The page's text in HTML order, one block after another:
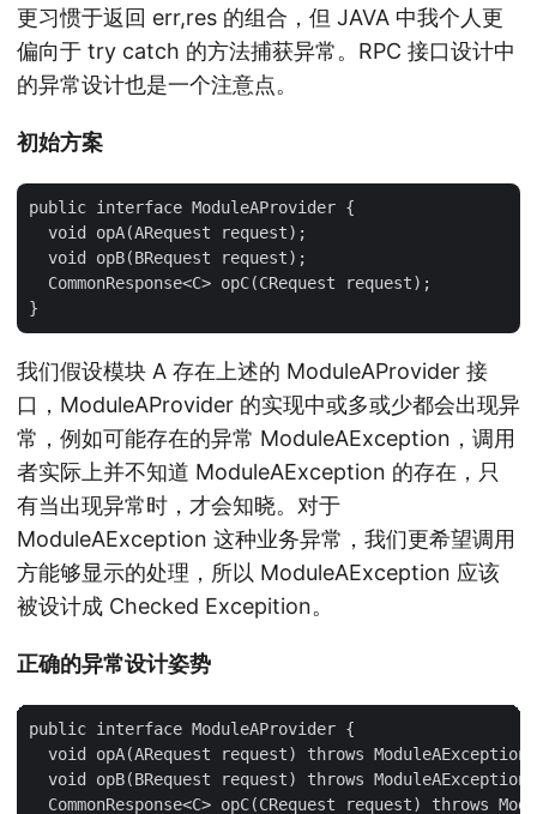
更习惯于返回 err,res 的组合，但 JAVA 中我个人更
偏向于 try catch 的方法捕获异常。RPC 接口设计中
的异常设计也是一个注意点。
初始方案
public interface ModuleAProvider {
  void opA(ARequest request);
  void opB(BRequest request);
  CommonResponse<C> opC(CRequest request);
我们假设模块 A 存在上述的 ModuleAProvider 接
口，ModuleAProvider 的实现中或多或少都会出现异
常，例如可能存在的异常 ModuleAException，调用
者实际上并不知道 ModuleAException 的存在，只
有当出现异常时，才会知晓。对于
ModuleAException 这种业务异常，我们更希望调用
方能够显示的处理，所以 ModuleAException 应该
被设计成 Checked Excepition。
正确的异常设计姿势
public interface ModuleAProvider {
  void opA(ARequest request) throws ModuleAException;
  void opB(BRequest request) throws ModuleAException;
CommonResponse<C> opC(CRequest request) throws